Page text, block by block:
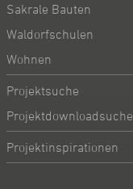
Sakrale Bauten
Waldorfschulen
Wohnen
Projektsuche
Projektdownloadsuche
Projektinspirationen